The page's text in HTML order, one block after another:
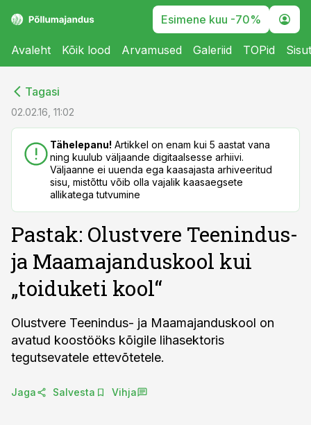
Esimene kuu -70%
Avaleht Kõik lood Arvamused Galeriid TOPid
Tagasi
02.02.16, 11:02
Tähelepanu! Artikkel on enam kui 5 aastat vana
ning kuulub väljaande digitaalsesse arhiivi.
Väljaanne ei uuenda ega kaasajasta arhiveeritud
sisu, mistõttu võib olla vajalik kaasaegsete
allikatega tutvumine
Pastak: Olustvere Teenindus-
ja Maamajanduskool kui
„toiduketi kool“
Olustvere Teenindus- ja Maamajanduskool on
avatud koostööks kõigile lihasektoris
tegutsevatele ettevõtetele.
Jaga Salvesta Vihja